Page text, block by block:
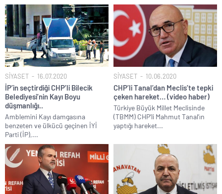
SİYASET 16.07.2020
İP’in seçtirdiği CHP’li Bilecik
Belediyesi’nin Kayı Boyu
düşmanlığı..
Amblemini Kayı damgasına
benzeten ve ülkücü geçinen İYİ
Parti (İP),...
SİYASET 10.06.2020
CHP’li Tanal’dan Meclis’te tepki
çeken hareket… (video haber)
Türkiye Büyük Millet Meclisinde
(TBMM) CHP’li Mahmut Tanal’ın
yaptığı hareket...